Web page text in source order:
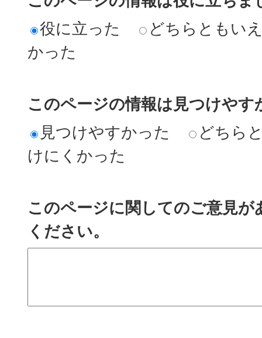
役に立った
どちらともい
かった
このページの情報は見つけやす
見つけやすかった
どちら
けにくかった
このページに関してのご意見
ください。